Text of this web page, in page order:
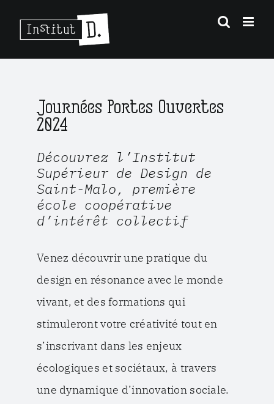
Journées Portes Ouvertes
2024
Découvrez l’Institut
Supérieur de Design de
Saint-Malo, première
école coopérative
d’intérêt collectif
Venez découvrir une pratique du
design en résonance avec le monde
vivant, et des formations qui
stimuleront votre créativité tout en
s’inscrivant dans les enjeux
écologiques et sociétaux, à travers
une dynamique d’innovation sociale.